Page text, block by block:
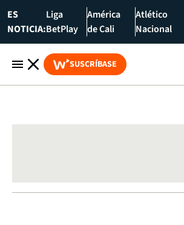
ES
NOTICIA:
Liga
BetPlay
América
de Cali
Atlético
Nacional
SUSCRÍBASE